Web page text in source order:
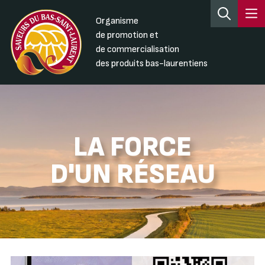
Organisme
de promotion et
de commercialisation
des produits bas-laurentiens
LA FORCE
D'UN RÉSEAU